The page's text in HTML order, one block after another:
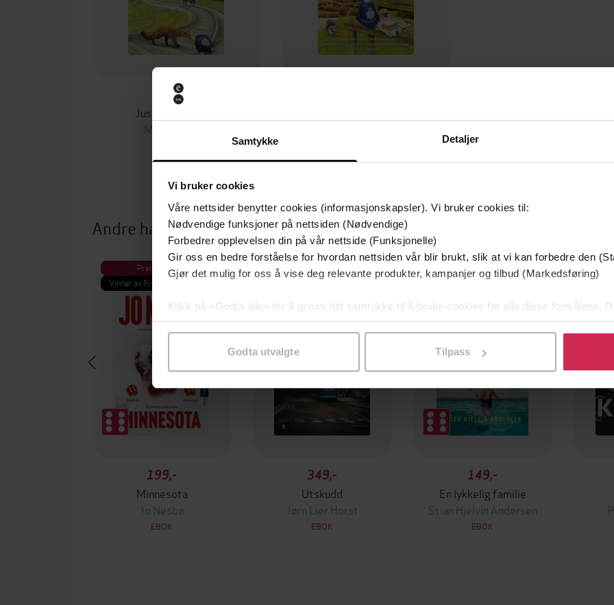
Samtykke Detaljer
Vi bruker cookies
Våre nettsider benytter cookies (informasjonskapsler). Vi bruker cookies til:
Nødvendige funksjoner på nettsiden (Nødvendige)
Forbedrer opplevelsen din på vår nettside (Funksjonelle)
Gir oss en bedre forståelse for hvordan nettsiden vår blir brukt, slik at vi kan forbedre den
Gjør det mulig for oss å vise deg relevante produkter, kampanjer og tilbud (Markedsføring)
Klikk på «Godta alle» for å gi oss ditt samtykke til å bruke cookies for alle disse formålene.
samtykke til spesifikke formål ved å klikke på «Tilpass». Du kan når som helst trekke
Godta utvalgte Tilpass
106,-
Just the Job, Lad
Mike Pannett
Andre har også kjøpt
Premium
Vinner av Rivertonprisen
199,-
Minnesota
Jo Nesbø
EBOK
Premium
Første gang på tilbud
349,-
Utskudd
Jørn Lier Horst
EBOK
149,-
En lykkelig familie
Stian Hjelvin Andersen
EBOK